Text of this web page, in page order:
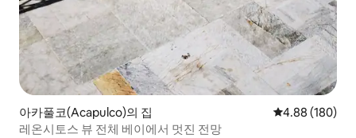
아카풀코(Acapulco)의 집 평점 4.88점(5
4.88 (180)
레온시토스 뷰 전체 베이에서 멋진 전망